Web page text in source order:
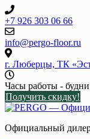
Skip
to
content
+7 926 303 06 66
info@pergo-floor.ru
г. Люберцы, ТК
Часы работы -
Получить скидку!
Официальный